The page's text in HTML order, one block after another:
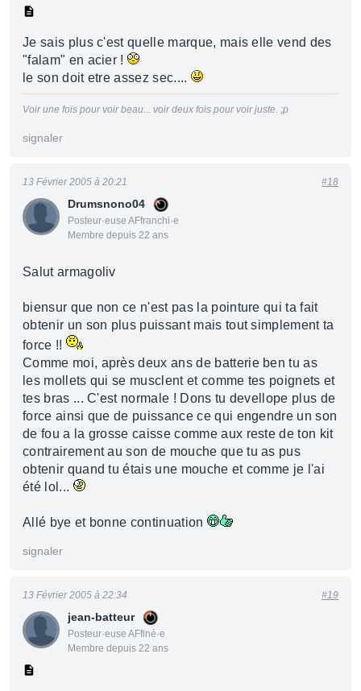
Je sais plus c'est quelle marque, mais elle vend des
"falam" en acier !
le son doit etre assez sec....
Voir une fois pour voir beau... voir deux fois pour voir juste. ;p
signaler
Drumsnono04
Posteur·euse AFfranchi·e
Membre depuis 22 ans
13 Février 2005 à 20:21 #18
Salut armagoliv
biensur que non ce n'est pas la pointure qui ta fait
obtenir un son plus puissant mais tout simplement ta
force !!
Comme moi, après deux ans de batterie ben tu as
les mollets qui se musclent et comme tes poignets et
tes bras ... C'est normale ! Dons tu devellope plus de
force ainsi que de puissance ce qui engendre un son
de fou a la grosse caisse comme aux reste de ton kit
contrairement au son de mouche que tu as pus
obtenir quand tu étais une mouche et comme je l'ai
été lol...
Allé bye et bonne continuation
signaler
jean-batteur
Posteur·euse AFfiné·e
Membre depuis 22 ans
13 Février 2005 à 22:34 #19